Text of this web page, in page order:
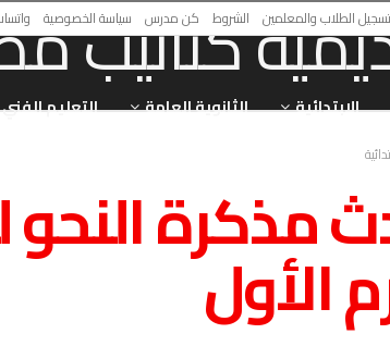
تسجيل الطلاب والمعلمين الشروط كن مدرس سياسة الخصوصية
الابتدائية الثانوية العامة التعليم الفني
مذكرة النحو
الأول